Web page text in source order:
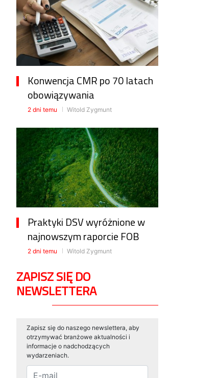
Konwencja CMR po 70 latach
obowiązywania
2 dni temu Witold Zygmunt
Praktyki DSV wyróżnione w
najnowszym raporcie FOB
2 dni temu Witold Zygmunt
ZAPISZ SIĘ DO
NEWSLETTERA
Zapisz się do naszego newslettera, aby
otrzymywać branżowe aktualności i
informacje o nadchodzących
wydarzeniach.